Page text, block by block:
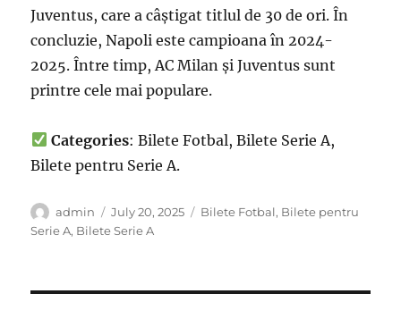
Juventus, care a câștigat titlul de 30 de ori. În
concluzie, Napoli este campioana în 2024-
2025. Între timp, AC Milan și Juventus sunt
printre cele mai populare.
Categories: Bilete Fotbal, Bilete Serie A,
Bilete pentru Serie A.
Author
admin
Posted
on
July 20, 2025 Categories
Bilete Fotbal, Bilete pentru
Serie A, Bilete Serie A